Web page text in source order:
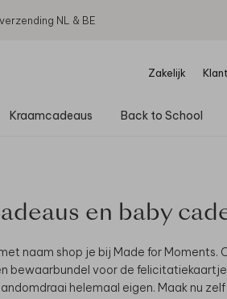
NL & BE
Zakelijk
Kraamcadeaus Back to School
en baby
naam shop je bij Made for Moments.
bewaarbundel voor de
helemaal eigen. Maak nu